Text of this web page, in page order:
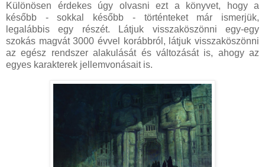
Különösen érdekes úgy olvasni ezt a könyvet, hogy a
később - sokkal később - történteket már ismerjük,
legalábbis egy részét. Látjuk visszaköszönni egy-egy
szokás magvát 3000 évvel korábbról, látjuk visszaköszönni
az egész rendszer alakulását és változását is, ahogy az
egyes karakterek jellemvonásait is.